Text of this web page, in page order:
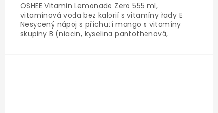
OSHEE Vitamin Lemonade Zero 555 ml,
vitamínová voda bez kalorií s vitamíny řady B
Nesycený nápoj s příchutí mango s vitamíny
skupiny B (niacin, kyselina pantothenová,